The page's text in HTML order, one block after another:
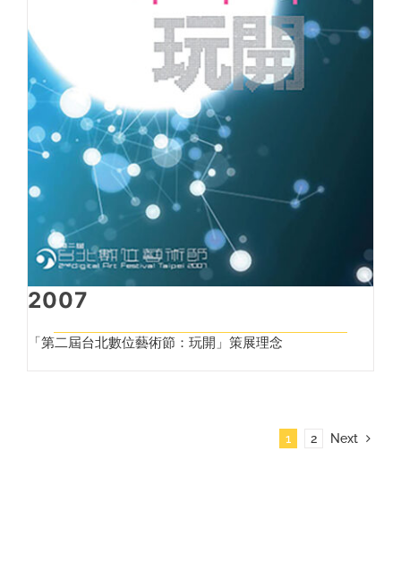
2007
「第二屆台北數位藝術節：玩開」策展理念
1 2 Next